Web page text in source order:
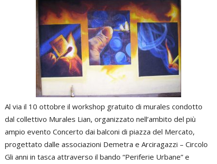
Al via il 10 ottobre il workshop gratuito di murales condotto
dal collettivo Murales Lian, organizzato nell’ambito del più
ampio evento Concerto dai balconi di piazza del Mercato,
progettato dalle associazioni Demetra e Arciragazzi – Circolo
Gli anni in tasca attraverso il bando “Periferie Urbane” e